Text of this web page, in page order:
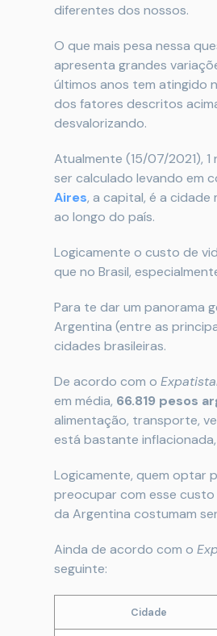
diferentes dos nossos.
O que mais pesa nessa
apresenta grandes
últimos anos tem atingido
dos fatores descritos
desvalorizando.
Atualmente (15/07/2021),
ser calculado levando em
Aires, a capital, é a
ao longo do país.
Logicamente o custo de
que no Brasil,
Para te dar um panorama
Argentina (entre as
cidades brasileiras.
De acordo com o
em média, 66.819 pesos
alimentação, transporte,
está bastante
Logicamente, quem optar
preocupar com esse
da Argentina costumam
Ainda de acordo com o
seguinte:
Cidade